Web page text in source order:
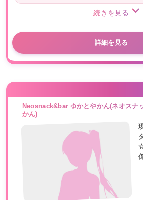
続きを見る
詳細を見る
Neosnack&bar ゆかとやかん(ネオスナ
かん)